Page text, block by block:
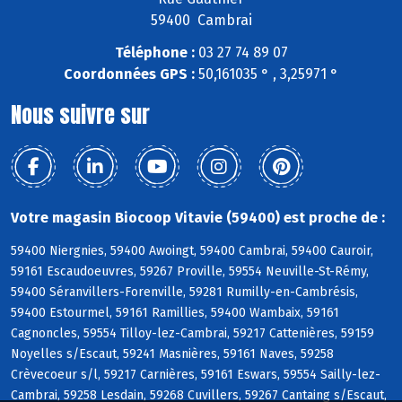
59400 Cambrai
Téléphone :03 27 74 89 07
Coordonnées GPS : 50,161035 ° , 3,25971 °
Nous suivre sur
Votre magasin Biocoop Vitavie (59400) est proche de :
59400 Niergnies, 59400 Awoingt, 59400 Cambrai, 59400 Cauroir,
59161 Escaudoeuvres, 59267 Proville, 59554 Neuville-St-Rémy,
59400 Séranvillers-Forenville, 59281 Rumilly-en-Cambrésis,
59400 Estourmel, 59161 Ramillies, 59400 Wambaix, 59161
Cagnoncles, 59554 Tilloy-lez-Cambrai, 59217 Cattenières, 59159
Noyelles s/Escaut, 59241 Masnières, 59161 Naves, 59258
Crèvecoeur s/l, 59217 Carnières, 59161 Eswars, 59554 Sailly-lez-
Cambrai, 59258 Lesdain, 59268 Cuvillers, 59267 Cantaing s/Escaut,